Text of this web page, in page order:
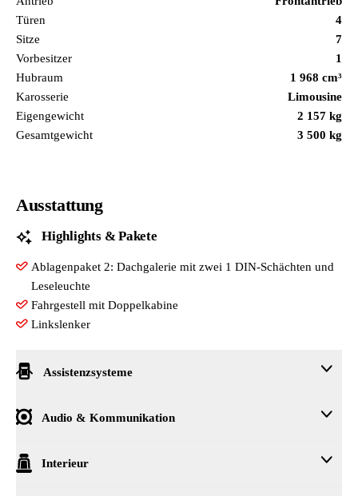
Türen
4
Sitze
7
Vorbesitzer
1
Hubraum
1 968 cm³
Karosserie
Limousine
Eigengewicht
2 157 kg
Gesamtgewicht
3 500 kg
Ausstattung
Highlights & Pakete
Ablagenpaket 2: Dachgalerie mit zwei 1 DIN-Schächten und
Leseleuchte
Fahrgestell mit Doppelkabine
Linkslenker
Assistenzsysteme
Berganfahrassistent
Audio & Kommunikation
4 Lautsprecher: 2 Hochtöner - 2 Tieftöner
Interieur